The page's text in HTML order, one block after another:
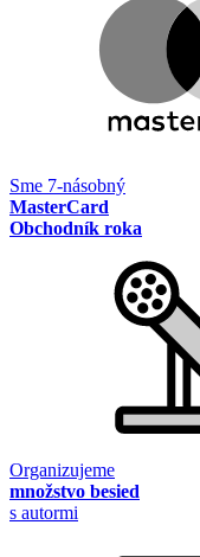
Sme 7-násobný
MasterCard
Obchodník roka
Organizujeme
množstvo besied
s autormi